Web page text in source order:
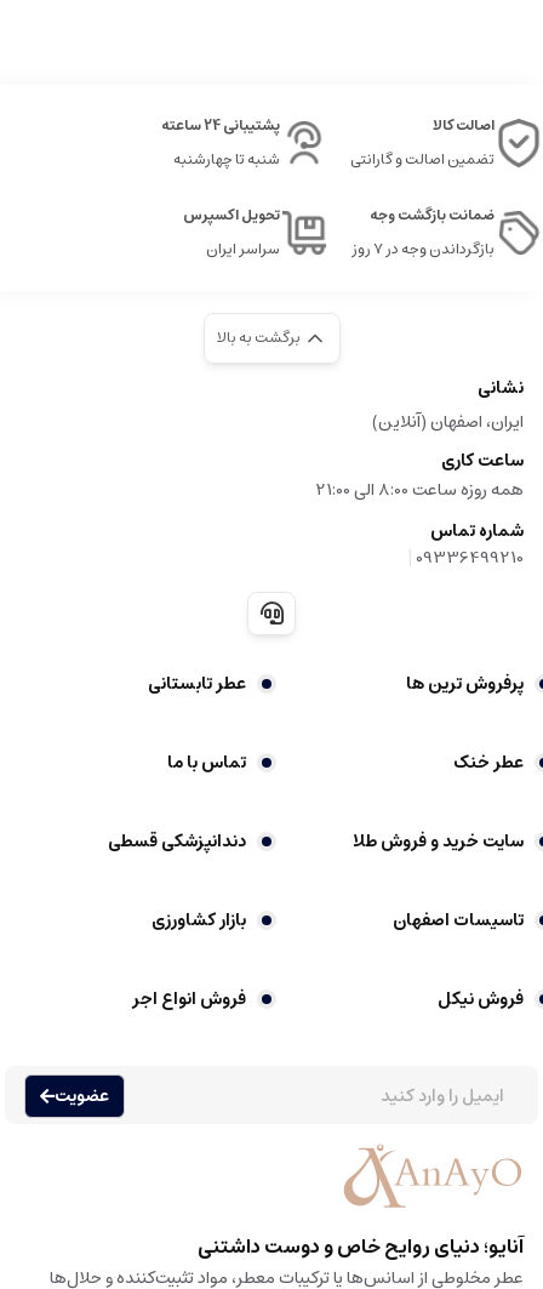
اصالت کالا
تضمین اصالت و گارانتی
پشتیبانی 24 ساعته
شنبه تا چهارشنبه
ضمانت بازگشت وجه
بازگرداندن وجه در ۷ روز
تحویل اکسپرس
سراسر ایران
برگشت به بالا
نشانی
ایران، اصفهان (آنلاین)
ساعت کاری
همه روزه ساعت 8:00 الی 21:00
شماره تماس
09336499210
|
پرفروش ترین ها عطر تابستانی
عطر خنک تماس با ما
سایت خرید و فروش طلا دندانپزشکی قسطی
تاسیسات اصفهان بازار کشاورزی
فروش نیکل فروش انواع اجر
عضویت
آنایو؛ دنیای روایح خاص و دوست داشتنی
عطر مخلوطی از اسانس‌ها یا ترکیبات معطر، مواد تثبیت‌کننده و حلال‌ها